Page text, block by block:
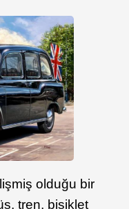
olduğu bir
tren, bisiklet